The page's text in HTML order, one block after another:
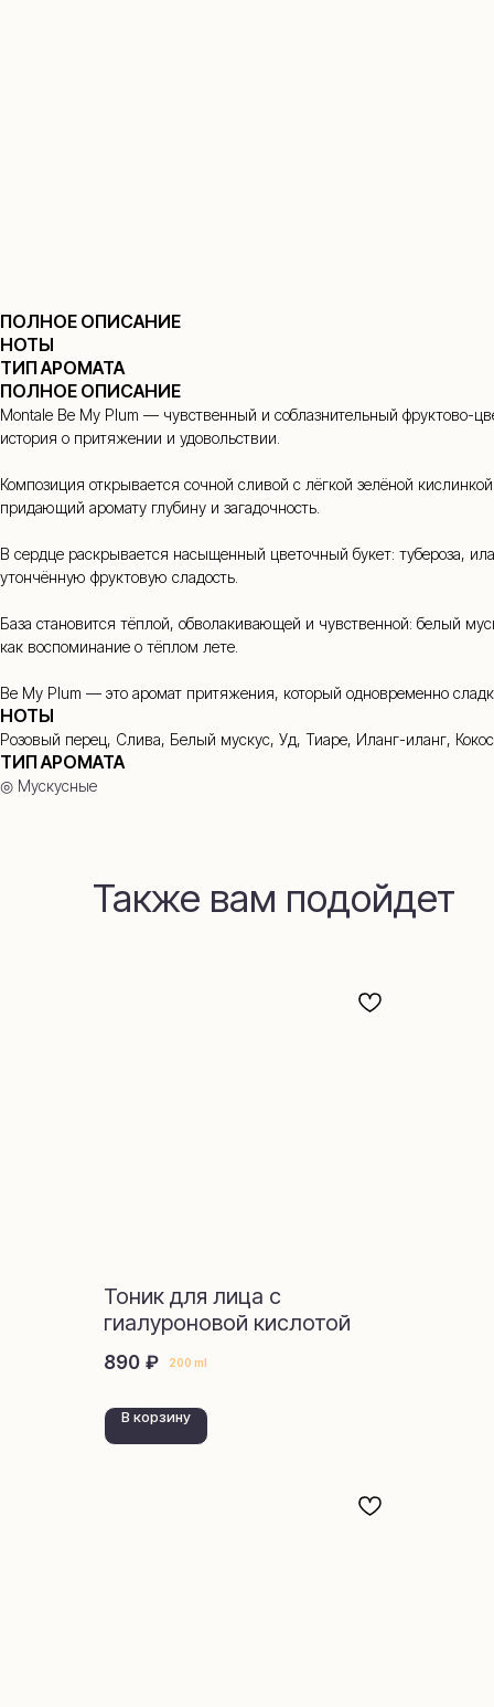
ПОЛНОЕ ОПИСАНИЕ
НОТЫ
ТИП АРОМАТА
ПОЛНОЕ ОПИСАНИЕ
Montale Be My Plum — чувственный и соблазнительный фруктово-
история о притяжении и удовольствии.
Композиция открывается сочной сливой с лёгкой зелёной
придающий аромату глубину и загадочность.
В сердце раскрывается насыщенный цветочный букет: тубероза,
утончённую фруктовую сладость.
База становится тёплой, обволакивающей и чувственной: белый
как воспоминание о тёплом лете.
Be My Plum — это аромат притяжения, который одновременно
НОТЫ
Розовый перец, Слива, Белый мускус, Уд, Тиаре, Иланг-иланг,
ТИП АРОМАТА
◎ Мускусные
Также вам подойдет
Тоник для лица с
гиалуроновой кислотой
890 ₽ 200 ml
В корзину